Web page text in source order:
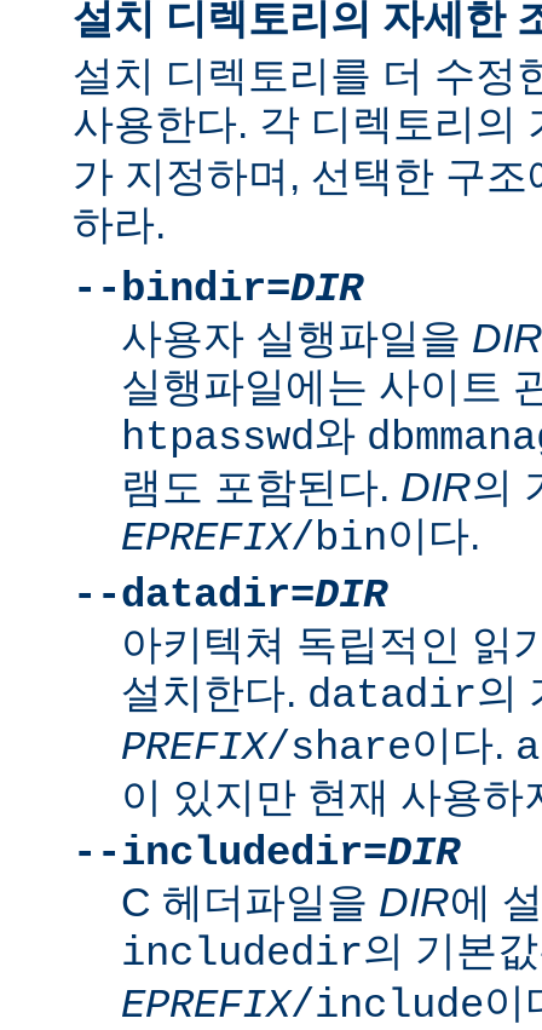
설치 디렉토리의 자세한
설치 디렉토리를 더 수정
사용한다. 각 디렉토리의
가 지정하며, 선택한 구
하라.
--bindir=DIR
사용자 실행파일을 DIR
실행파일에는 사이트
htpasswd와
램도 포함된다. DIR의
EPREFIX/bin이다.
--datadir=DIR
아키텍쳐 독립적인 읽
설치한다. datadir의
PREFIX/share이다.
이 있지만 현재 사용하
--includedir=DIR
C 헤더파일을 DIR에
includedir의 기본
EPREFIX/include이